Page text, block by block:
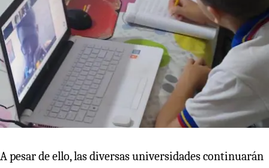
A pesar de ello, las diversas universidades continuarán